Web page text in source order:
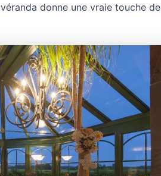
donne une vraie touche de